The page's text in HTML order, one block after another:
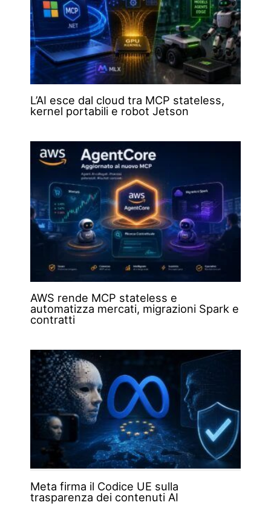
L’AI esce dal cloud tra MCP stateless,
kernel portabili e robot Jetson
AWS rende MCP stateless e
automatizza mercati, migrazioni Spark e
contratti
Meta firma il Codice UE sulla
trasparenza dei contenuti AI